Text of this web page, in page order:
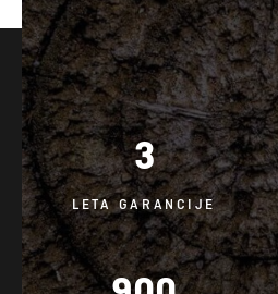
3
LETA GARANCIJE